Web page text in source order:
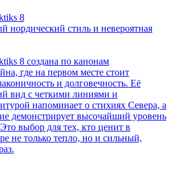
8
нордический стиль и невероятная
8 создана по канонам
где на первом месте стоит
и долговечность. Её
вид с четкими линиями и
напоминает о стихиях Севера, а
демонстрирует высочайший уровень
выбор для тех, кто ценит в
не только тепло, но и сильный,